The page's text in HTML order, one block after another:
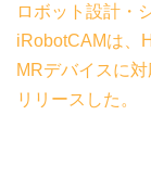
ロボット設計・
iRobotCAMは、
MRデバイスに
リリースした。